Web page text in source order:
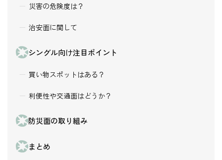
災害の危険度は？
治安面に関して
シングル向け注目ポイント
買い物スポットはある？
利便性や交通面はどうか？
防災面の取り組み
まとめ